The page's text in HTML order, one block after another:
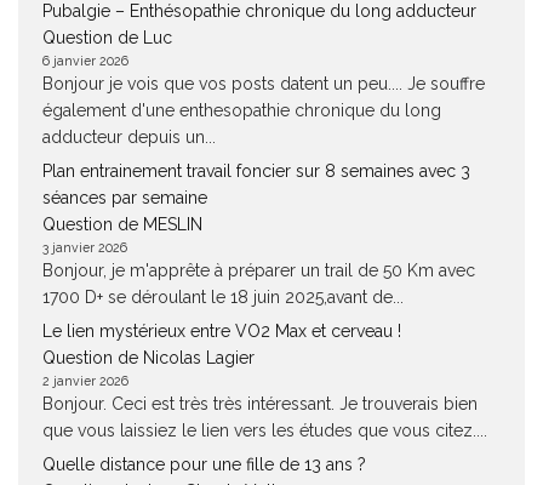
Pubalgie – Enthésopathie chronique du long adducteur
Question de Luc
6 janvier 2026
Bonjour je vois que vos posts datent un peu.... Je souffre
également d'une enthesopathie chronique du long
adducteur depuis un...
Plan entrainement travail foncier sur 8 semaines avec 3
séances par semaine
Question de MESLIN
3 janvier 2026
Bonjour, je m'apprête à préparer un trail de 50 Km avec
1700 D+ se déroulant le 18 juin 2025,avant de...
Le lien mystérieux entre VO2 Max et cerveau !
Question de Nicolas Lagier
2 janvier 2026
Bonjour. Ceci est très très intéressant. Je trouverais bien
que vous laissiez le lien vers les études que vous citez....
Quelle distance pour une fille de 13 ans ?